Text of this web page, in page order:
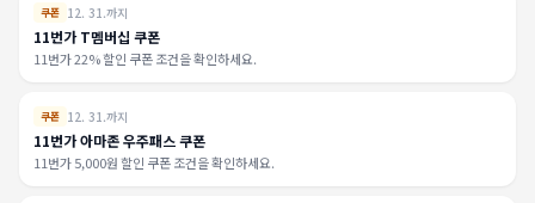
쿠폰 12. 31.까지
11번가 T멤버십 쿠폰
11번가 22% 할인 쿠폰 조건을 확인하세요.
쿠폰 12. 31.까지
11번가 아마존 우주패스 쿠폰
11번가 5,000원 할인 쿠폰 조건을 확인하세요.